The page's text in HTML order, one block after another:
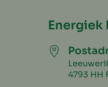
4793 HH